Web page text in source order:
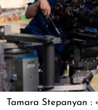
Tamara Stepanyan :